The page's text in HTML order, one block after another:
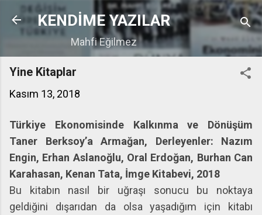
Ana içeriğe atla
KENDİME YAZILAR
Mahfi Eğilmez
Yine Kitaplar
Kasım 13, 2018
Türkiye Ekonomisinde Kalkınma ve Dönüşüm
Taner Berksoy’a Armağan, Derleyenler: Nazım
Engin, Erhan Aslanoğlu, Oral Erdoğan, Burhan Can
Karahasan, Kenan Tata, İmge Kitabevi, 2018
Bu kitabın nasıl bir uğraşı sonucu bu noktaya
geldiğini dışarıdan da olsa yaşadığım için kitabı